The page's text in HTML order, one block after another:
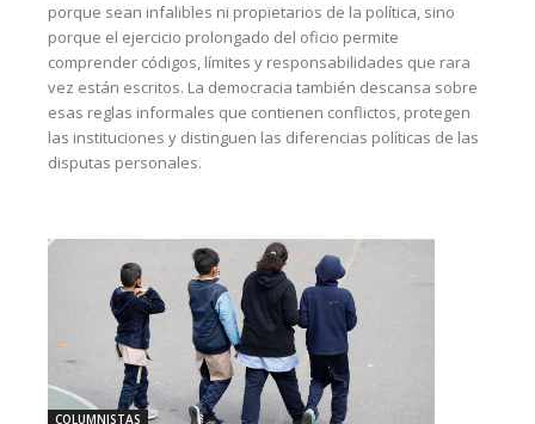
porque sean infalibles ni propietarios de la política, sino
porque el ejercicio prolongado del oficio permite
comprender códigos, límites y responsabilidades que rara
vez están escritos. La democracia también descansa sobre
esas reglas informales que contienen conflictos, protegen
las instituciones y distinguen las diferencias políticas de las
disputas personales.
COLUMNISTAS